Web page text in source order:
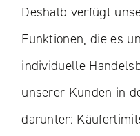
Deshalb verfügt
Funktionen, die es
individuelle
unserer Kunden in
darunter: